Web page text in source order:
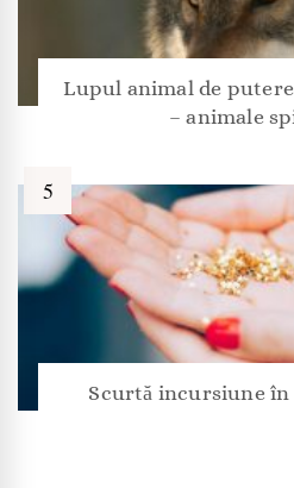
Lupul animal de
– animale
Scurtă incursiune